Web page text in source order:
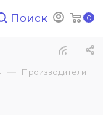
0
Поиск
— Производители